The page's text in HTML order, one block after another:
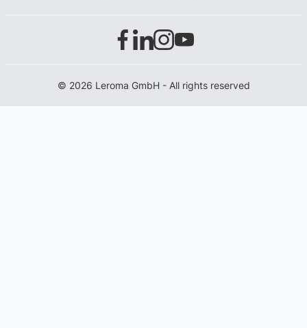
© 2026 Leroma GmbH - All rights reserved